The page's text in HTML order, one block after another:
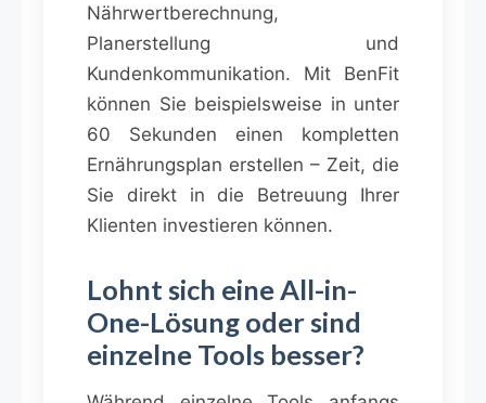
Nährwertberechnung,
Planerstellung und
Kundenkommunikation. Mit BenFit
können Sie beispielsweise in unter
60 Sekunden einen kompletten
Ernährungsplan erstellen – Zeit, die
Sie direkt in die Betreuung Ihrer
Klienten investieren können.
Lohnt sich eine All-in-
One-Lösung oder sind
einzelne Tools besser?